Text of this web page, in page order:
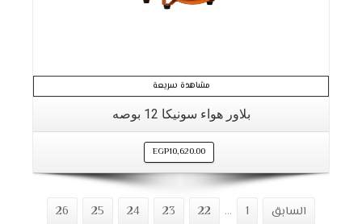
مشاهدة سريعة
بلاور هواء سونيكا 12 بوصه
EGP10,620.00
السابق 1
...
22
23
24
25
26